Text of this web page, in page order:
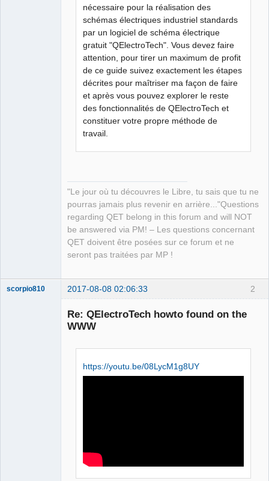
nécessaire pour la réalisation des
schémas électriques industriel standards
par un logiciel de schéma électrique
gratuit "QElectroTech". Vous devez faire
attention, pour tirer un maximum de profit
de ce guide suivez exactement les étapes
décrites pour maîtriser ma façon de faire
et après vous pouvez explorer le reste
des fonctionnalités de QElectroTech et
constituer votre propre méthode de
travail.
"Le jour où tu découvres le Libre, tu sais que tu ne
pourras jamais plus revenir en arrière..."Questions
regarding QET belong in this forum and will NOT
be answered via PM! – Les questions concernant
QET doivent être posées sur ce forum et ne
seront pas traitées par MP !
2
scorpio810 2017-08-08 02:06:33
Re: QElectroTech howto found on the
WWW
https://youtu.be/08LycM1g8UY